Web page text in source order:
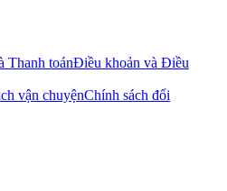
Thanh toánĐiều khoản và Điều
vận chuyệnChính sách đổi